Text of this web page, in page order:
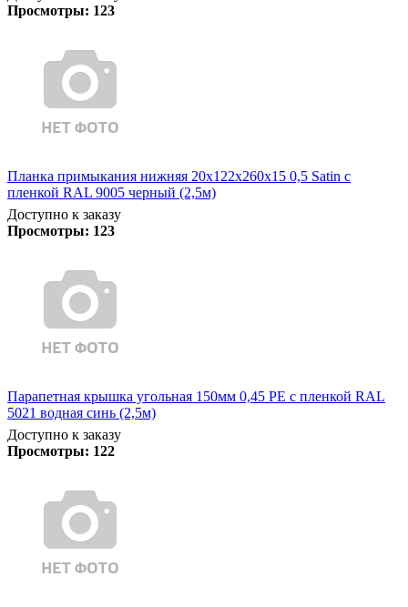
Просмотры: 123
Планка примыкания нижняя 20х122х260х15 0,5 Satin с
пленкой RAL 9005 черный (2,5м)
Доступно к заказу
Просмотры: 123
Парапетная крышка угольная 150мм 0,45 PE с пленкой RAL
5021 водная синь (2,5м)
Доступно к заказу
Просмотры: 122